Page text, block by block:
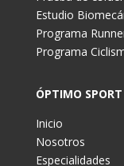
Estudio
Programa
Programa
ÓPTIMO SPORT
Inicio
Nosotros
Especialidades